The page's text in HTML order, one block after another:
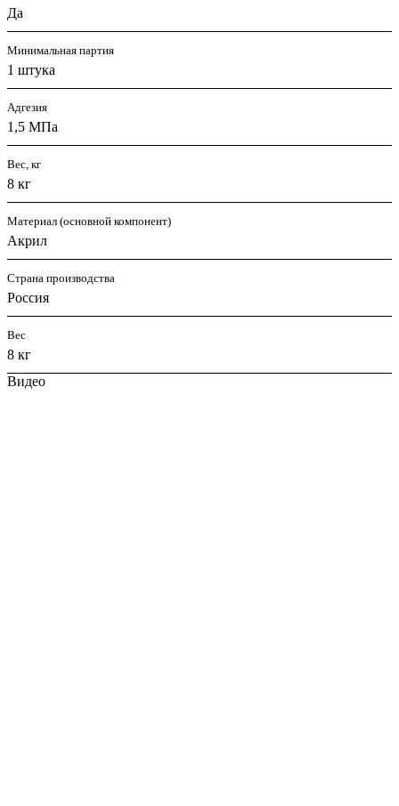
Да
Минимальная партия
1 штука
Адгезия
1,5 МПа
Вес, кг
8 кг
Материал (основной компонент)
Акрил
Страна производства
Россия
Вес
8 кг
Видео